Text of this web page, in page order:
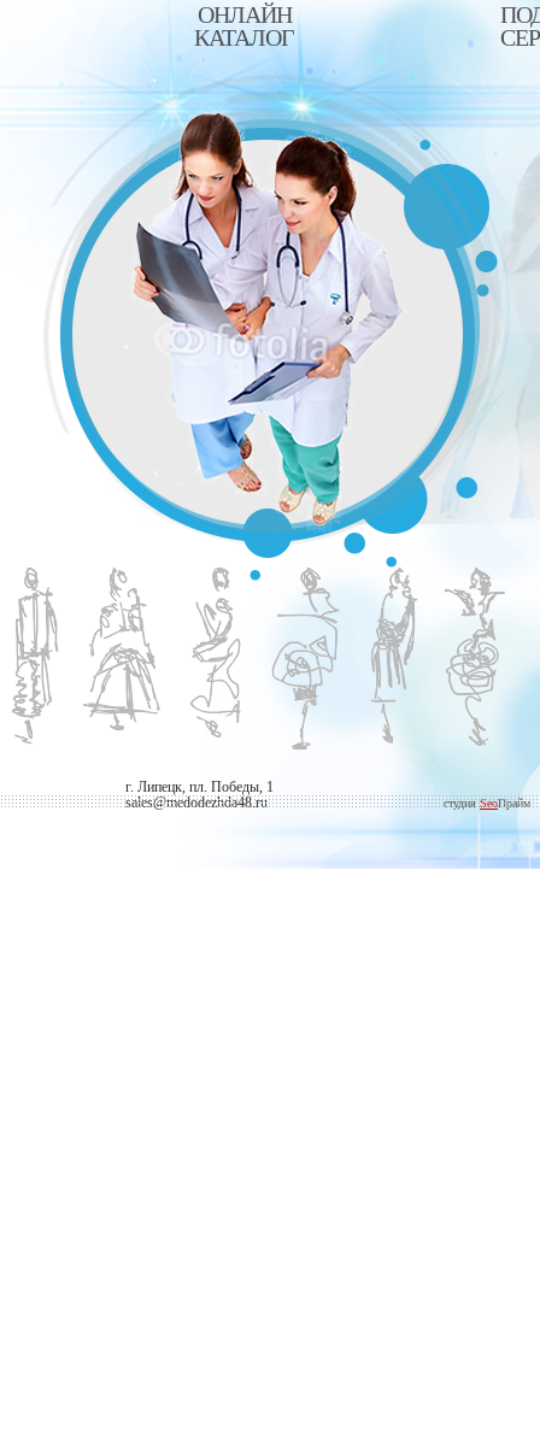
ОНЛАЙН
КАТАЛОГ
г. Липецк, пл. Победы, 1
sales@medodezhda48.ru
студияSeoПрайм